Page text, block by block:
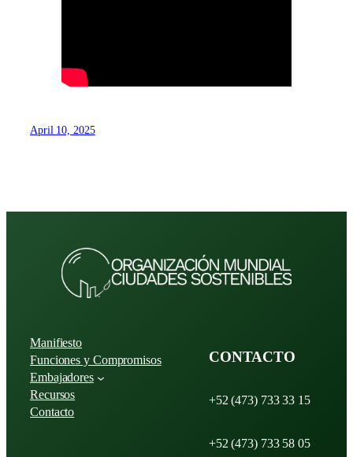
April 10, 2025
Manifiesto
Funciones y Compromisos
Embajadores
Recursos
Contacto
CONTACTO
+52 (473) 733 33 15
+52 (473) 733 58 05